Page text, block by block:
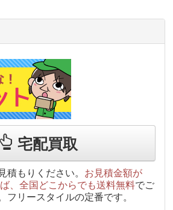
宅配買取
積もりください。 お見積金額が
、全国どこからでも送料無料でご
フリースタイルの定番です。